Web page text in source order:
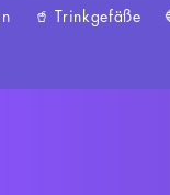
🥤 Trinkgefäße